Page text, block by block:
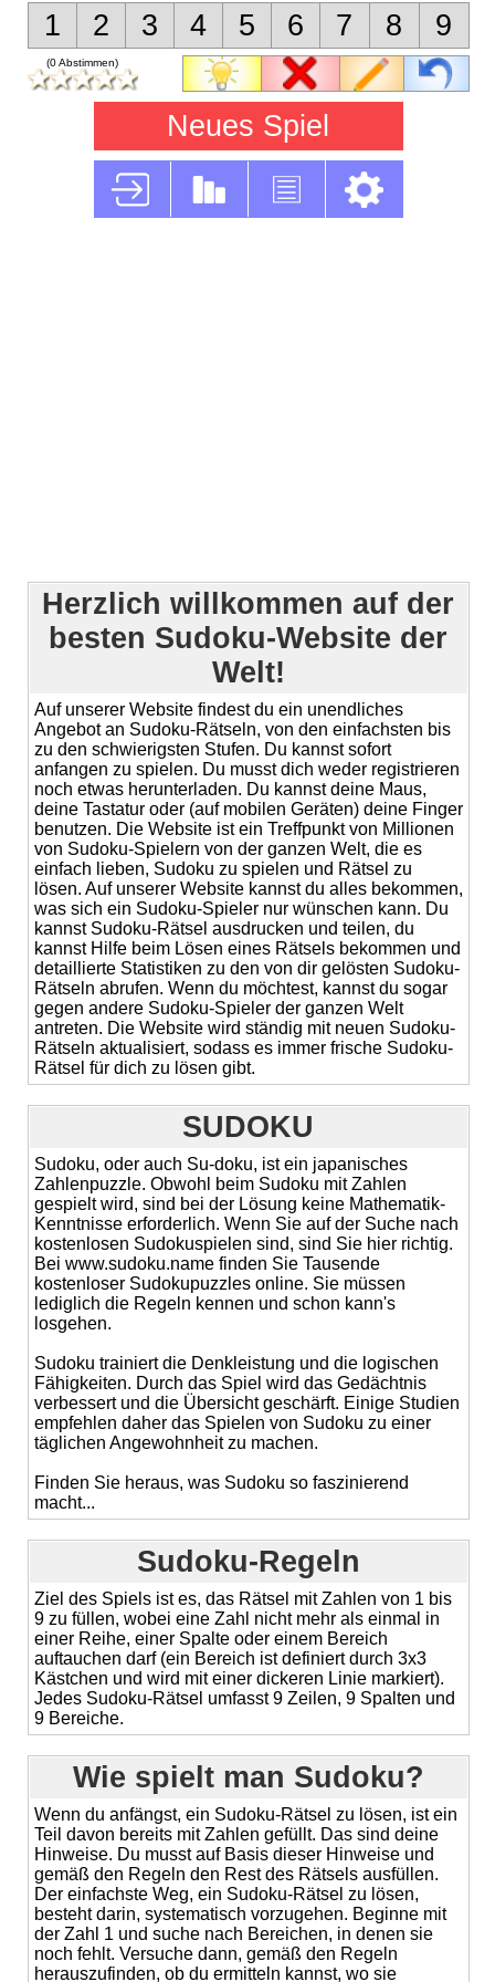
1 2 3 4 5 6 7 8 9
(0 Abstimmen)
Neues Spiel
Herzlich willkommen auf der
besten Sudoku-Website der
Welt!
Auf unserer Website findest du ein unendliches
Angebot an Sudoku-Rätseln, von den einfachsten bis
zu den schwierigsten Stufen. Du kannst sofort
anfangen zu spielen. Du musst dich weder registrieren
noch etwas herunterladen. Du kannst deine Maus,
deine Tastatur oder (auf mobilen Geräten) deine Finger
benutzen. Die Website ist ein Treffpunkt von Millionen
von Sudoku-Spielern von der ganzen Welt, die es
einfach lieben, Sudoku zu spielen und Rätsel zu
lösen. Auf unserer Website kannst du alles bekommen,
was sich ein Sudoku-Spieler nur wünschen kann. Du
kannst Sudoku-Rätsel ausdrucken und teilen, du
kannst Hilfe beim Lösen eines Rätsels bekommen und
detaillierte Statistiken zu den von dir gelösten Sudoku-
Rätseln abrufen. Wenn du möchtest, kannst du sogar
gegen andere Sudoku-Spieler der ganzen Welt
antreten. Die Website wird ständig mit neuen Sudoku-
Rätseln aktualisiert, sodass es immer frische Sudoku-
Rätsel für dich zu lösen gibt.
SUDOKU
Sudoku, oder auch Su-doku, ist ein japanisches
Zahlenpuzzle. Obwohl beim Sudoku mit Zahlen
gespielt wird, sind bei der Lösung keine Mathematik-
Kenntnisse erforderlich. Wenn Sie auf der Suche nach
kostenlosen Sudokuspielen sind, sind Sie hier richtig.
Bei www.sudoku.name finden Sie Tausende
kostenloser Sudokupuzzles online. Sie müssen
lediglich die Regeln kennen und schon kann's
losgehen.
Sudoku trainiert die Denkleistung und die logischen
Fähigkeiten. Durch das Spiel wird das Gedächtnis
verbessert und die Übersicht geschärft. Einige Studien
empfehlen daher das Spielen von Sudoku zu einer
täglichen Angewohnheit zu machen.
Finden Sie heraus, was Sudoku so faszinierend
macht...
Sudoku-Regeln
Ziel des Spiels ist es, das Rätsel mit Zahlen von 1 bis
9 zu füllen, wobei eine Zahl nicht mehr als einmal in
einer Reihe, einer Spalte oder einem Bereich
auftauchen darf (ein Bereich ist definiert durch 3x3
Kästchen und wird mit einer dickeren Linie markiert).
Jedes Sudoku-Rätsel umfasst 9 Zeilen, 9 Spalten und
9 Bereiche.
Wie spielt man Sudoku?
Wenn du anfängst, ein Sudoku-Rätsel zu lösen, ist ein
Teil davon bereits mit Zahlen gefüllt. Das sind deine
Hinweise. Du musst auf Basis dieser Hinweise und
gemäß den Regeln den Rest des Rätsels ausfüllen.
Der einfachste Weg, ein Sudoku-Rätsel zu lösen,
besteht darin, systematisch vorzugehen. Beginne mit
der Zahl 1 und suche nach Bereichen, in denen sie
noch fehlt. Versuche dann, gemäß den Regeln
herauszufinden, ob du ermitteln kannst, wo sie